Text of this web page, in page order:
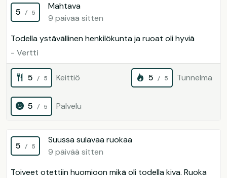
5 / 5
Mahtava
9 päivää sitten
Todella ystävällinen henkilökunta ja ruoat oli hyviä
- Vertti
5 / 5 Keittiö 5 / 5 Tunnelma
5 / 5 Palvelu
5 / 5
Suussa sulavaa ruokaa
9 päivää sitten
Toiveet otettiin huomioon mikä oli todella kiva. Ruoka